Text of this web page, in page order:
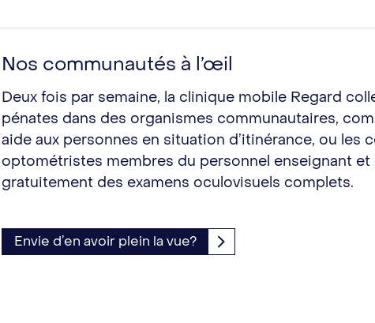
Nos communautés à l’œil
Deux fois par semaine, la clinique mobile Regard
pénates dans des organismes communautaires,
aide aux personnes en situation d’itinérance, ou les
optométristes membres du personnel enseignant
gratuitement des examens oculovisuels complets.
Envie d’en avoir plein la vue?